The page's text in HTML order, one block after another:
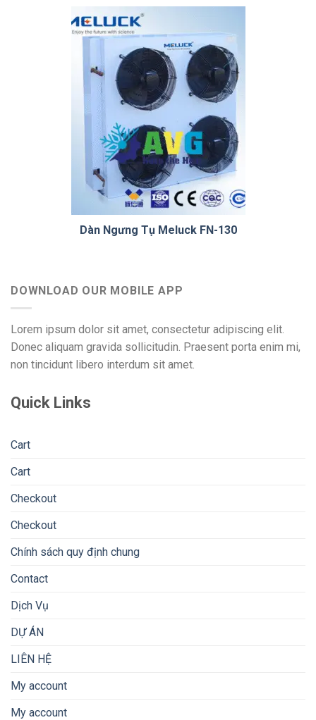
Dàn Ngưng Tụ Meluck FN-130
DOWNLOAD OUR MOBILE APP
Lorem ipsum dolor sit amet, consectetur adipiscing elit.
Donec aliquam gravida sollicitudin. Praesent porta enim mi,
non tincidunt libero interdum sit amet.
Quick Links
Cart
Cart
Checkout
Checkout
Chính sách quy định chung
Contact
Dịch Vụ
DỰ ÁN
LIÊN HỆ
My account
My account